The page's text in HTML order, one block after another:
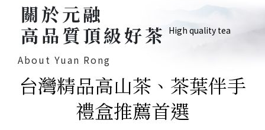
關於元融
高品質頂級好茶 High quality tea
About Yuan Rong
台灣精品高山茶、茶葉伴手
禮盒推薦首選